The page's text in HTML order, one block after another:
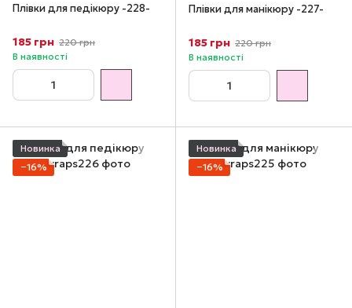
Плівки для педікюру -228-
185 грн 220 грн
В наявності
Плівки для манікюру -227-
185 грн 220 грн
В наявності
Новинка
−16%
Новинка
−16%